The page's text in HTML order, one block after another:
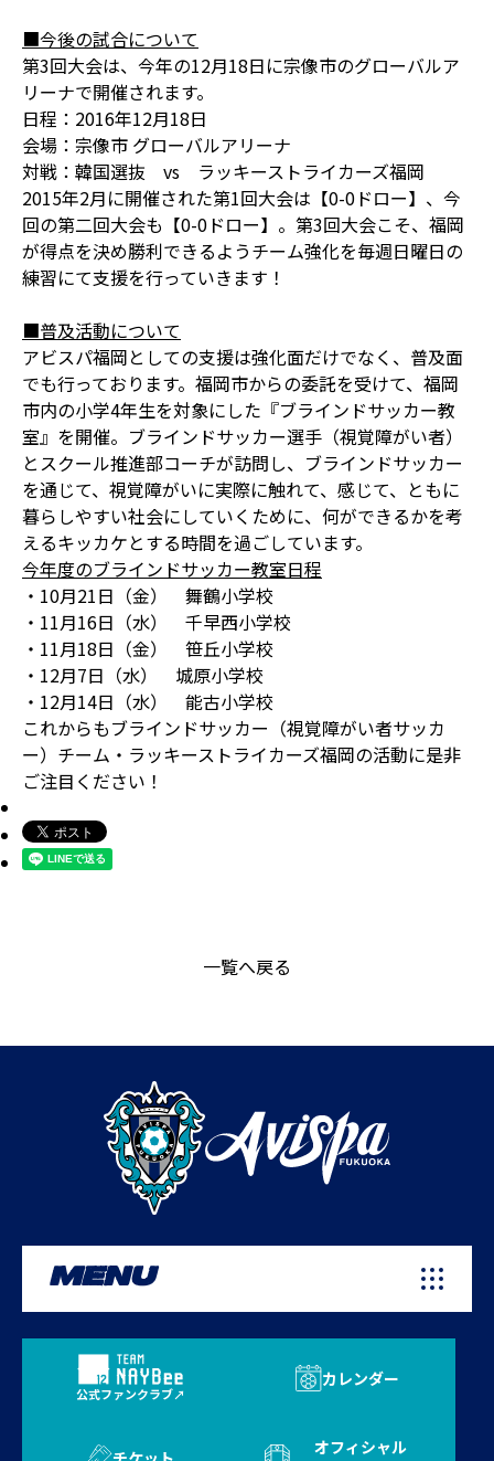
■今後の試合について
第3回大会は、今年の12月18日に宗像市のグローバルア
リーナで開催されます。
日程：2016年12月18日
会場：宗像市 グローバルアリーナ
対戦：韓国選抜 vs ラッキーストライカーズ福岡
2015年2月に開催された第1回大会は【0-0ドロー】、今
回の第二回大会も【0-0ドロー】。第3回大会こそ、福岡
が得点を決め勝利できるようチーム強化を毎週日曜日の
練習にて支援を行っていきます！
■普及活動について
アビスパ福岡としての支援は強化面だけでなく、普及面
でも行っております。福岡市からの委託を受けて、福岡
市内の小学4年生を対象にした『ブラインドサッカー教
室』を開催。ブラインドサッカー選手（視覚障がい者）
とスクール推進部コーチが訪問し、ブラインドサッカー
を通じて、視覚障がいに実際に触れて、感じて、ともに
暮らしやすい社会にしていくために、何ができるかを考
えるキッカケとする時間を過ごしています。
今年度のブラインドサッカー教室日程
・10月21日（金） 舞鶴小学校
・11月16日（水） 千早西小学校
・11月18日（金） 笹丘小学校
・12月7日（水） 城原小学校
・12月14日（水） 能古小学校
これからもブラインドサッカー（視覚障がい者サッカ
ー）チーム・ラッキーストライカーズ福岡の活動に是非
ご注目ください！
一覧へ戻る
MENU
公式ファンクラブ
カレンダー
オフィシャル